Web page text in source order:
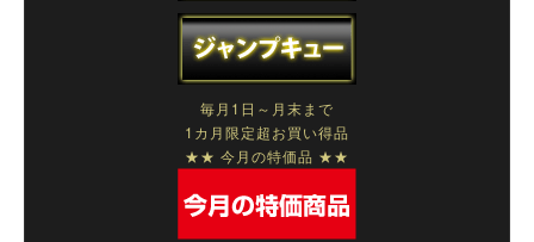
毎月1日～月末まで
1カ月限定超お買い得品
★★ 今月の特価品 ★★